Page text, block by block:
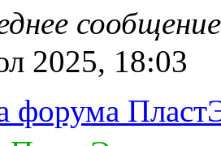
2025, 18:03
форума